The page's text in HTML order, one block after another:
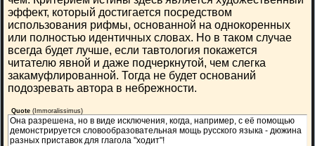
эффект, который достигается посредством
использования рифмы, основанной на однокоренных
или полностью идентичных словах. Но в таком случае
всегда будет лучше, если тавтология покажется
читателю явной и даже подчеркнутой, чем слегка
закамуфлированной. Тогда не будет оснований
подозревать автора в небрежности.
Quote ( Immoralissimus)
Она разрешена, но в виде исключения, когда, например, с её помощью
демонстрируется словообразовательная мощь русского языка - дюжина
разных приставок для глагола "ходит"!